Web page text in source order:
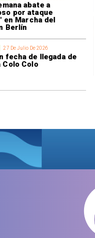
abate a
por ataque
en Marcha del
Berlín
27 De Julio De 2026
fecha de llegada de
Colo Colo